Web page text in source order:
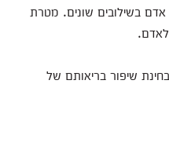
בשילובים שונים. מטרת
לאדם.
שיפור בריאותם של